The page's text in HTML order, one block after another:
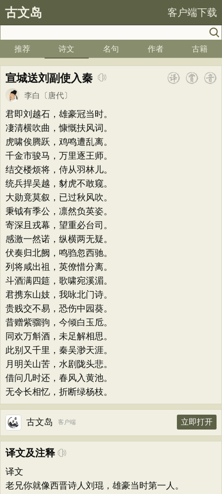
古文岛 客户端下载
推荐 诗文 名句 作者 古籍
宣城送刘副使入秦
李白 〔唐代〕
君即刘越石，雄豪冠当时。
凄清横吹曲，慷慨扶风词。
虎啸俟腾跃，鸡鸣遭乱离。
千金市骏马，万里逐王师。
结交楼烦将，侍从羽林儿。
统兵捍吴越，豺虎不敢窥。
大勋竟莫叙，已过秋风吹。
秉钺有季公，凛然负英姿。
寄深且戎幕，望重必台司。
感激一然诺，纵横两无疑。
伏奏归北阙，鸣驺忽西驰。
列将咸出祖，英僚惜分离。
斗酒满四筵，歌啸宛溪湄。
君携东山妓，我咏北门诗。
贵贱交不易，恐伤中园葵。
昔赠紫骝驹，今倾白玉卮。
同欢万斛酒，未足解相思。
此别又千里，秦吴渺天涯。
月明关山苦，水剧陇头悲。
借问几时还，春风入黄池。
无令长相忆，折断绿杨枝。
古文岛 客户端 立即打开
译文及注释
译文
老兄你就像西晋诗人刘琨，雄豪当时第一人。